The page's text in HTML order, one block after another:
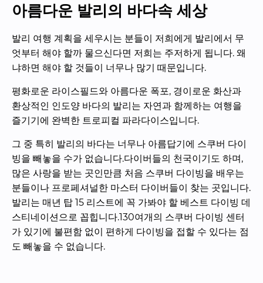
아름다운 발리의 바다속 세상
발리 여행 계획을 세우시는 분들이 저희에게 발리에서 무
엇부터 해야 할까 물으신다면 저희는 주저하게 됩니다. 왜
냐하면 해야 할 것들이 너무나 많기 때문입니다.
평화로운 라이스필드와 아름다운 폭포, 경이로운 화산과
환상적인 인도양 바다의 발리는 자연과 함께하는 여행을
즐기기에 완벽한 트로피컬 파라다이스입니다.
그 중 특히 발리의 바다는 너무나 아름답기에 스쿠버 다이
빙을 빼놓을 수가 없습니다.다이버들의 천국이기도 하며,
많은 사랑을 받는 곳인만큼 처음 스쿠버 다이빙을 배우는
분들이나 프로페셔널한 마스터 다이버들이 찾는 곳입니다.
발리는 매년 탑 15 리스트에 꼭 가봐야 할 베스트 다이빙 데
스티네이션으로 꼽힙니다.130여개의 스쿠버 다이빙 센터
가 있기에 불편함 없이 편하게 다이빙을 접할 수 있다는 점
도 빼놓을 수 없습니다.